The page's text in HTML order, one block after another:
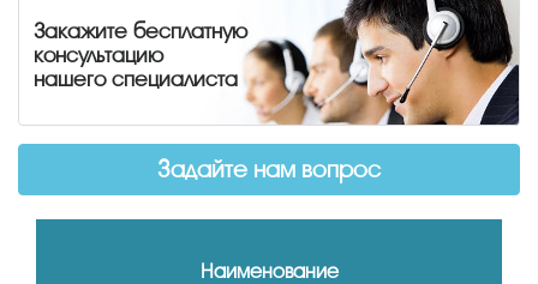
Закажите бесплатную
консультацию
нашего специалиста
Задайте нам вопрос
Наименование